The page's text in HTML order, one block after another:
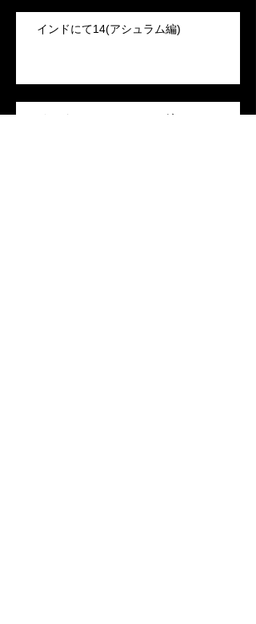
インドにて14(アシュラム編)
インドにて13(アシュラム編)